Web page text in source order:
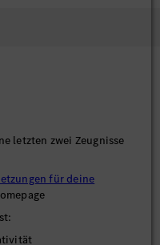
letzten zwei Zeugnisse
für deine